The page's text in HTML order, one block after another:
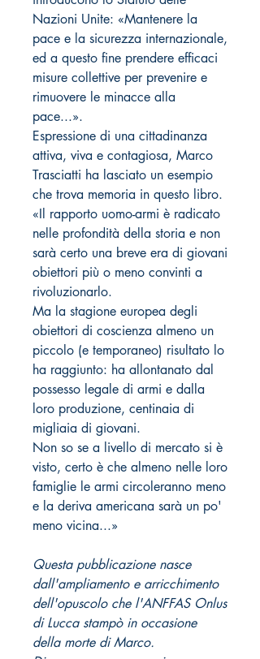
Nazioni Unite: «Mantenere la
pace e la sicurezza internazionale,
ed a questo fine prendere efficaci
misure collettive per prevenire e
rimuovere le minacce alla
pace...».
Espressione di una cittadinanza
attiva, viva e contagiosa, Marco
Trasciatti ha lasciato un esempio
che trova memoria in questo libro.
«Il rapporto uomo-armi è radicato
nelle profondità della storia e non
sarà certo una breve era di giovani
obiettori più o meno convinti a
rivoluzionarlo.
Ma la stagione europea degli
obiettori di coscienza almeno un
piccolo (e temporaneo) risultato lo
ha raggiunto: ha allontanato dal
possesso legale di armi e dalla
loro produzione, centinaia di
migliaia di giovani.
Non so se a livello di mercato si è
visto, certo è che almeno nelle loro
famiglie le armi circoleranno meno
e la deriva americana sarà un po'
meno vicina...»
Questa pubblicazione nasce
dall'ampliamento e arricchimento
dell'opuscolo che l'ANFFAS Onlus
di Lucca stampò in occasione
della morte di Marco.